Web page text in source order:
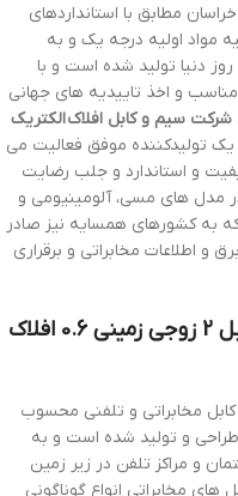
مطابق با استانداردهای
مواد اولیه درجه یک و به
دنیا تولید شده است و با
و اخذ تاییدیه های جهانی
شرکت سیم و کابل افلاک الکتریک
یک تولیدکننده موفق فعالیت می
و استاندارد و جلب رضایت
مدل های مسی، آلومینیومی و
که به کشورهای همسایه نیز صادر
و اطلاعات مخابراتی و برقراری
بررسی مشخصات ظاهری و فنی کابل 2 زوجی زمینی 0.6 افلاک
مخابراتی و تلفنی محسوب
و تولید شده است و به
و مراکز تلفن در زیر زمین
مخابراتی انواع گوناگونی